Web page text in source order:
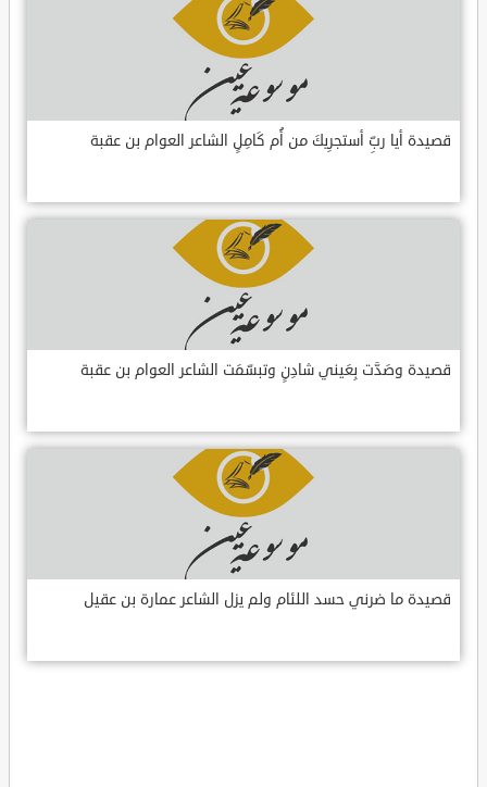
قصيدة أيا ربِّ أستجرِيكَ من أُم كَامِلٍ الشاعر العوام بن عقبة
قصيدة وصَدَّت بِعَيني شادِنٍ وتبسّمَت الشاعر العوام بن عقبة
قصيدة ما ضرني حسد اللئام ولم يزل الشاعر عمارة بن عقيل